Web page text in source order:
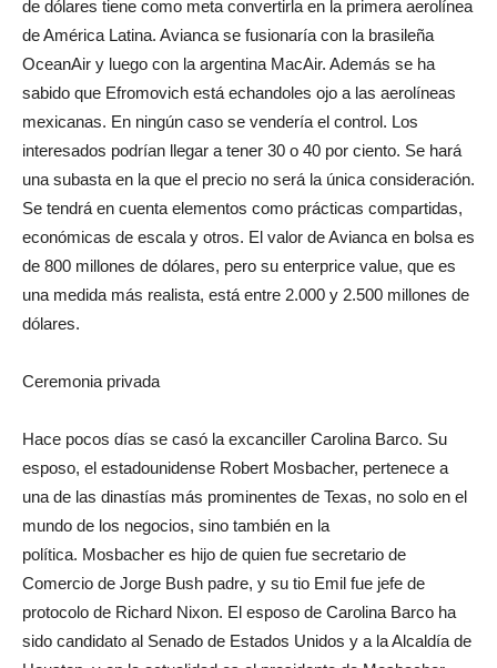
de dólares tiene como meta convertirla en la primera aerolínea
de América Latina. Avianca se fusionaría con la brasileña
OceanAir y luego con la argentina MacAir. Además se ha
sabido que Efromovich está echandoles ojo a las aerolíneas
mexicanas. En ningún caso se vendería el control. Los
interesados podrían llegar a tener 30 o 40 por ciento. Se hará
una subasta en la que el precio no será la única consideración.
Se tendrá en cuenta elementos como prácticas compartidas,
económicas de escala y otros. El valor de Avianca en bolsa es
de 800 millones de dólares, pero su enterprice value, que es
una medida más realista, está entre 2.000 y 2.500 millones de
dólares.
Ceremonia privada
Hace pocos días se casó la excanciller Carolina Barco. Su
esposo, el estadounidense Robert Mosbacher, pertenece a
una de las dinastías más prominentes de Texas, no solo en el
mundo de los negocios, sino también en la
política. Mosbacher es hijo de quien fue secretario de
Comercio de Jorge Bush padre, y su tio Emil fue jefe de
protocolo de Richard Nixon. El esposo de Carolina Barco ha
sido candidato al Senado de Estados Unidos y a la Alcaldía de